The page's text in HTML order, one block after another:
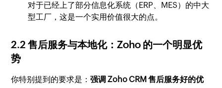
对于已经上了部分信息化系统（ERP、MES）的中大
型工厂，这是一个实用价值很大的点。
2.2 售后服务与本地化：Zoho 的一个明显优
势
你特别提到的要求是：强调 Zoho CRM 售后服务好的优